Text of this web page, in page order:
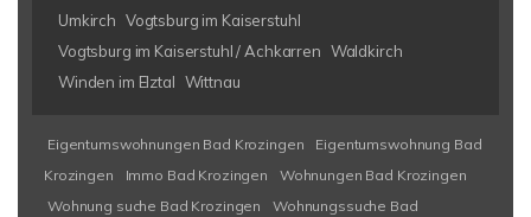
Umkirch Vogtsburg im Kaiserstuhl
Vogtsburg im Kaiserstuhl / Achkarren Waldkirch
Winden im Elztal Wittnau
Eigentumswohnungen Bad Krozingen
Eigentumswohnung Bad
Krozingen
Immo Bad Krozingen
Wohnungen Bad Krozingen
Wohnung suche Bad Krozingen
Wohnungssuche Bad